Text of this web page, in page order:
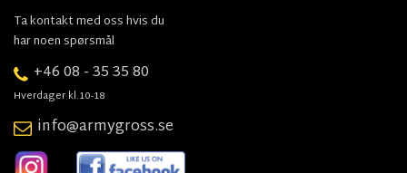
Ta kontakt med oss hvis du
har noen spørsmål
+46 08 - 35 35 80
Hverdager kl.10-18
info@armygross.se